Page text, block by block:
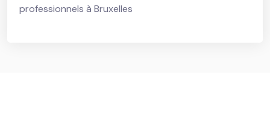
professionnels à Bruxelles